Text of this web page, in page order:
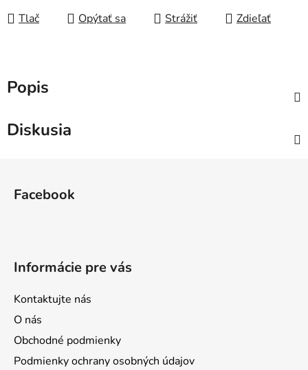
Tlač Opýtať sa Strážiť Zdieľať
Popis
Diskusia
Facebook
Informácie pre vás
Kontaktujte nás
O nás
Obchodné podmienky
Podmienky ochrany osobných údajov